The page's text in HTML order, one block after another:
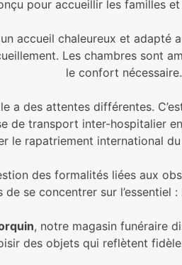
pour accueillir les familles
accueil chaleureux et adapté
Les chambres sont
le confort nécessaire.
a des attentes différentes.
de transport inter-hospitalier
le rapatriement international
des formalités liées aux
se concentrer sur l’essentiel
, notre magasin funéraire
des objets qui reflètent